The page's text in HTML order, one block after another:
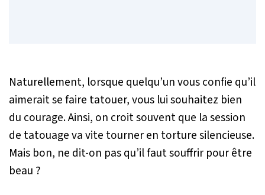
Naturellement, lorsque quelqu’un vous confie qu’il
aimerait se faire tatouer, vous lui souhaitez bien
du courage. Ainsi, on croit souvent que la session
de tatouage va vite tourner en torture silencieuse.
Mais bon, ne dit-on pas qu’il faut souffrir pour être
beau ?